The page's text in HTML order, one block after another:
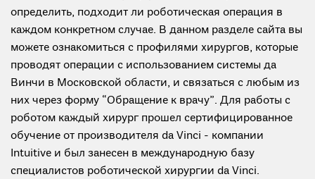
определить, подходит ли роботическая операция в
каждом конкретном случае. В данном разделе сайта вы
можете ознакомиться с профилями хирургов, которые
проводят операции с использованием системы да
Винчи в Московской области, и связаться с любым из
них через форму “Обращение к врачу”. Для работы с
роботом каждый хирург прошел сертифицированное
обучение от производителя da Vinci - компании
Intuitive и был занесен в международную базу
специалистов роботической хирургии da Vinci.